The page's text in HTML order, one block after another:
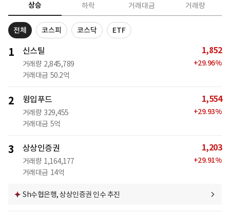
상승 하락 거래대금 거래량
전체 코스피 코스닥 ETF
1 신스틸
거래량 2,845,789
거래대금 50.2억
1,852
+29.96%
2 윙입푸드
거래량 329,455
거래대금 5억
1,554
+29.93%
3 상상인증권
거래량 1,164,177
거래대금 14억
1,203
+29.91%
Sh수협은행, 상상인증권 인수 추진